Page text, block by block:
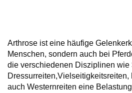
Arthrose ist eine häufige
Menschen, sondern auch bei
die verschiedenen Disziplinen wie
auch Westernreiten eine